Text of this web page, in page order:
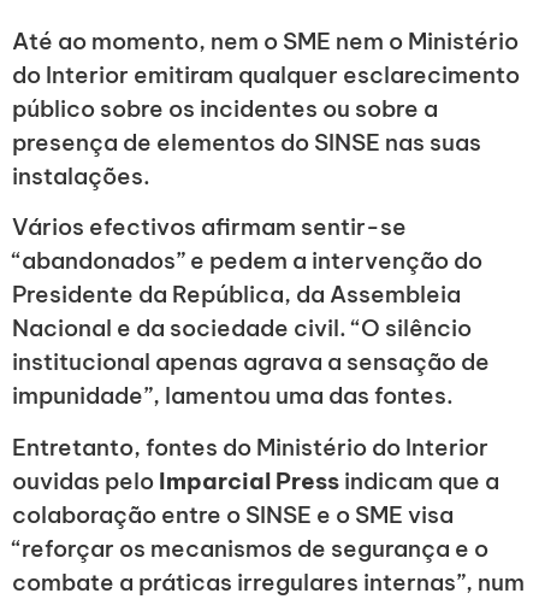
Até ao momento, nem o SME nem o Ministério
do Interior emitiram qualquer esclarecimento
público sobre os incidentes ou sobre a
presença de elementos do SINSE nas suas
instalações.
Vários efectivos afirmam sentir-se
“abandonados” e pedem a intervenção do
Presidente da República, da Assembleia
Nacional e da sociedade civil. “O silêncio
institucional apenas agrava a sensação de
impunidade”, lamentou uma das fontes.
Entretanto, fontes do Ministério do Interior
ouvidas pelo Imparcial Press indicam que a
colaboração entre o SINSE e o SME visa
“reforçar os mecanismos de segurança e o
combate a práticas irregulares internas”, num